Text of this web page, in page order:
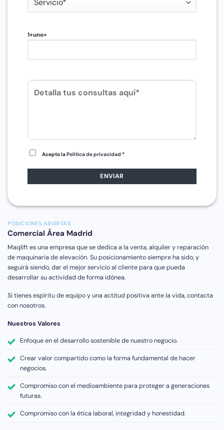
POSICIONES ABIERTAS
Comercial Área Madrid
Maqlift es una empresa que se dedica a la venta, alquiler y reparación
de maquinaria de elevación. Su posicionamiento siempre ha sido, y
seguirá siendo, dar el mejor servicio al cliente para que pueda
desarrollar su actividad de forma idónea.
Si tienes espíritu de equipo y una actitud positiva ante la vida, contacta
con nosotros.
Nuestros Valores
Enfoque en el desarrollo sostenible de nuestro negocio.
Crear valor compartido como la forma fundamental de hacer
negocios.
Compromiso con el medioambiente para proteger a generaciones
futuras.
Compromiso con la ética laboral, integridad y honestidad.
1+uno=
Acepto laPolítica de privacidad *